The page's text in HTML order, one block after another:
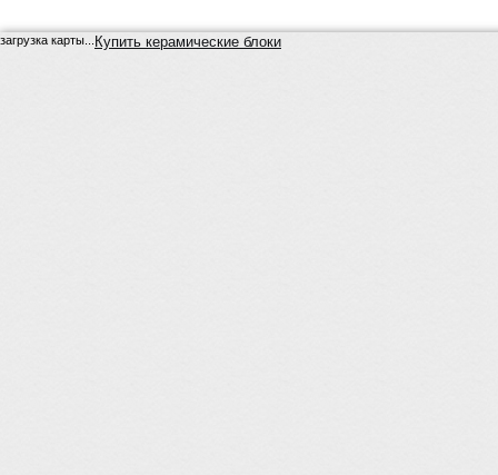
Купить керамические блоки
загрузка карты...